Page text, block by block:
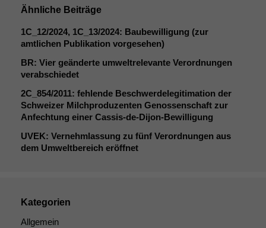
Ähnliche Beiträge
1C_12/2024, 1C_13/2024: Baubewilligung (zur
amtlichen Publikation vorgesehen)
BR: Vier geänderte umweltrelevante Verordnungen
verabschiedet
2C_854/2011: fehlende Beschwerdelegitimation der
Schweizer Milchproduzenten Genossenschaft zur
Anfechtung einer Cassis-de-Dijon-Bewilligung
UVEK: Vernehmlassung zu fünf Verordnungen aus
dem Umweltbereich eröffnet
Kategorien
Allgemein
angezeigt
werden kann.
Um unsere
Website zu
verbessern,
zeichnen
wir